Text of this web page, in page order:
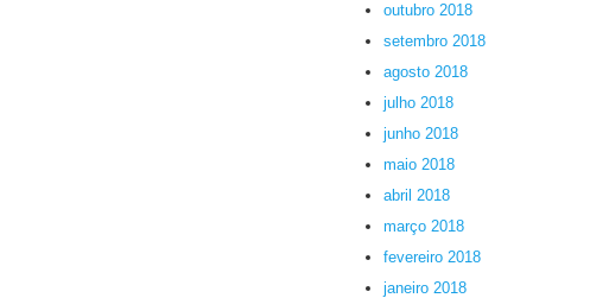
outubro 2018
setembro 2018
agosto 2018
julho 2018
junho 2018
maio 2018
abril 2018
março 2018
fevereiro 2018
janeiro 2018